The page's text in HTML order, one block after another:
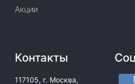
Акции
Контакты
117105, г. Москва,